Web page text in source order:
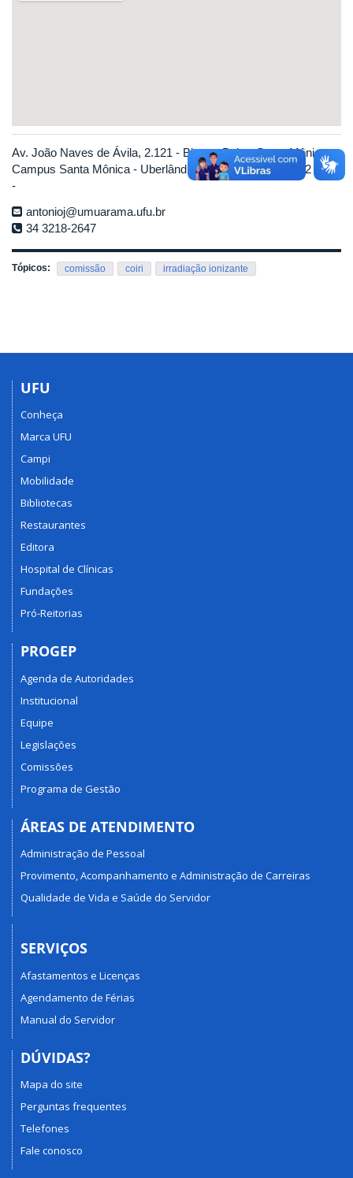
Av. João Naves de Ávila, 2.121 - Bloco - Bairro Santa Mônica
Campus Santa Mônica - Uberlândia-MG - CEP 38400-902
-
antonioj@umuarama.ufu.br
34 3218-2647
Tópicos: comissão coiri irradiação ionizante
UFU
Conheça
Marca UFU
Campi
Mobilidade
Bibliotecas
Restaurantes
Editora
Hospital de Clínicas
Fundações
Pró-Reitorias
PROGEP
Agenda de Autoridades
Institucional
Equipe
Legislações
Comissões
Programa de Gestão
ÁREAS DE ATENDIMENTO
Administração de Pessoal
Provimento, Acompanhamento e Administração de Carreiras
Qualidade de Vida e Saúde do Servidor
SERVIÇOS
Afastamentos e Licenças
Agendamento de Férias
Manual do Servidor
DÚVIDAS?
Mapa do site
Perguntas frequentes
Telefones
Fale conosco